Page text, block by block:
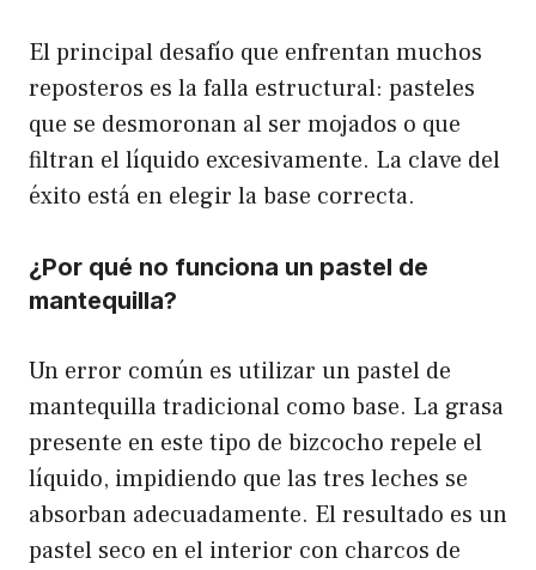
El principal desafío que enfrentan muchos
reposteros es la falla estructural: pasteles
que se desmoronan al ser mojados o que
filtran el líquido excesivamente. La clave del
éxito está en elegir la base correcta.
¿Por qué no funciona un pastel de
mantequilla?
Un error común es utilizar un pastel de
mantequilla tradicional como base. La grasa
presente en este tipo de bizcocho repele el
líquido, impidiendo que las tres leches se
absorban adecuadamente. El resultado es un
pastel seco en el interior con charcos de